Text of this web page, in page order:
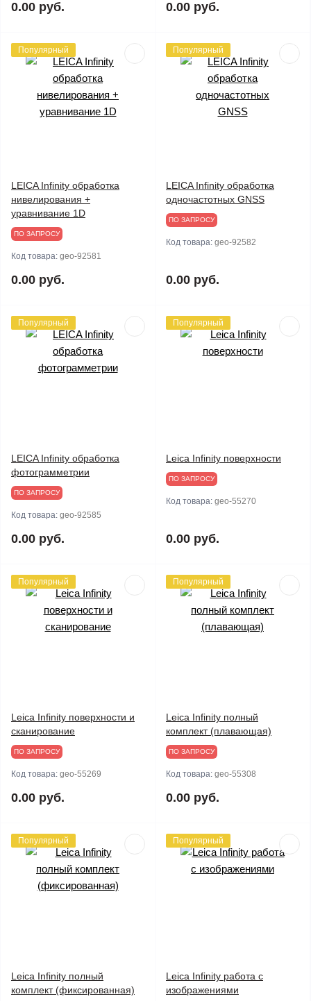
0.00 руб. 0.00 руб.
Популярный
LEICA Infinity обработка
нивелирования +
уравнивание 1D
ПО ЗАПРОСУ
Код товара: geo-92581
0.00 руб.
Популярный
LEICA Infinity обработка
одночастотных GNSS
ПО ЗАПРОСУ
Код товара: geo-92582
0.00 руб.
Популярный
LEICA Infinity обработка
фотограмметрии
ПО ЗАПРОСУ
Код товара: geo-92585
0.00 руб.
Популярный
Leica Infinity поверхности
ПО ЗАПРОСУ
Код товара: geo-55270
0.00 руб.
Популярный
Leica Infinity поверхности и
сканирование
ПО ЗАПРОСУ
Код товара: geo-55269
0.00 руб.
Популярный
Leica Infinity полный
комплект (плавающая)
ПО ЗАПРОСУ
Код товара: geo-55308
0.00 руб.
Популярный
Leica Infinity полный
комплект (фиксированная)
Популярный
Leica Infinity работа с
изображениями